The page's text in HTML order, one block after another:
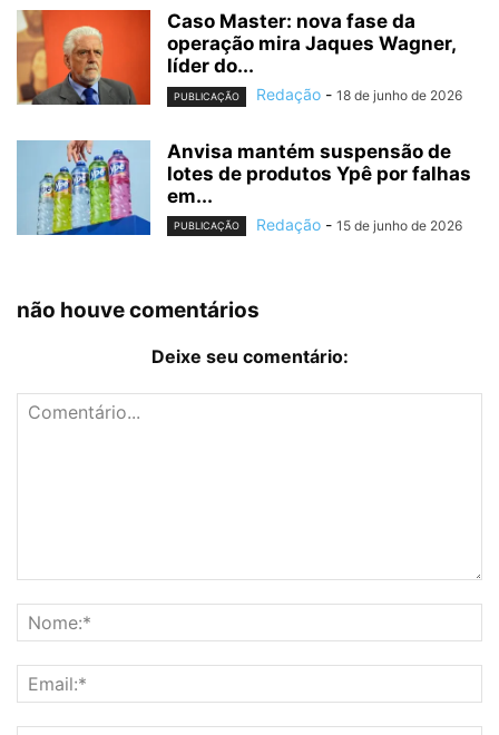
Caso Master: nova fase da
operação mira Jaques Wagner,
líder do...
PUBLICAÇÃO Redação - 18 de junho de 2026
Anvisa mantém suspensão de
lotes de produtos Ypê por falhas
em...
PUBLICAÇÃO Redação - 15 de junho de 2026
não houve comentários
Deixe seu comentário: